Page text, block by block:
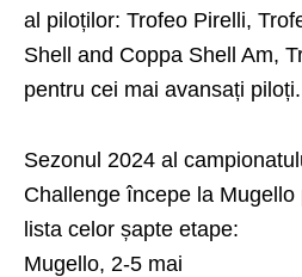
al piloților: Trofeo Pirelli,
Shell and Coppa Shell Am,
pentru cei mai avansați piloți.
Sezonul 2024 al
Challenge începe la
lista celor șapte etape:
Mugello, 2-5 mai